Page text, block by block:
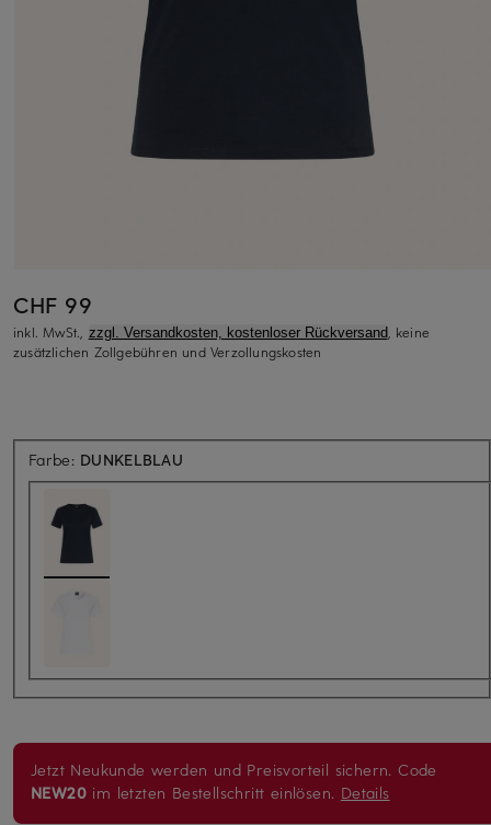
CHF 99
inkl. MwSt., zzgl. Versandkosten, kostenloser Rückversand, keine
zusätzlichen Zollgebühren und Verzollungskosten
Farbe: DUNKELBLAU
Jetzt Neukunde werden und Preisvorteil sichern. Code
NEW20 im letzten Bestellschritt einlösen. Details